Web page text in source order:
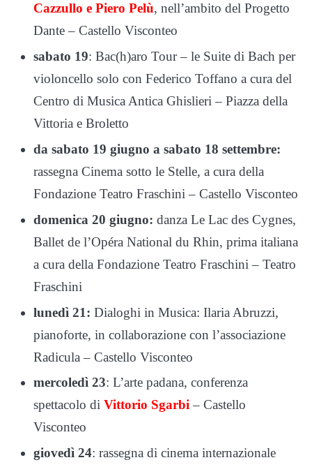
Cazzullo e Piero Pelù, nell’ambito del Progetto
Dante – Castello Visconteo
sabato 19: Bac(h)aro Tour – le Suite di Bach per
violoncello solo con Federico Toffano a cura del
Centro di Musica Antica Ghislieri – Piazza della
Vittoria e Broletto
da sabato 19 giugno a sabato 18 settembre:
rassegna Cinema sotto le Stelle, a cura della
Fondazione Teatro Fraschini – Castello Visconteo
domenica 20 giugno: danza Le Lac des Cygnes,
Ballet de l’Opéra National du Rhin, prima italiana
a cura della Fondazione Teatro Fraschini – Teatro
Fraschini
lunedì 21: Dialoghi in Musica: Ilaria Abruzzi,
pianoforte, in collaborazione con l’associazione
Radicula – Castello Visconteo
mercoledì 23: L’arte padana, conferenza
spettacolo di Vittorio Sgarbi– Castello
Visconteo
giovedì 24: rassegna di cinema internazionale